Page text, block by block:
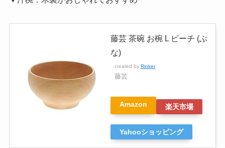
藤芸 茶碗 お椀 L ビーチ (ぶ
な)
created by Rinker
藤芸
Amazon 楽天市場
Yahooショッピング